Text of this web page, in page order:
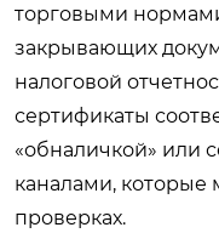
торговыми
закрывающих
налоговой
сертификаты
«обналичкой»
каналами, которые
проверках.